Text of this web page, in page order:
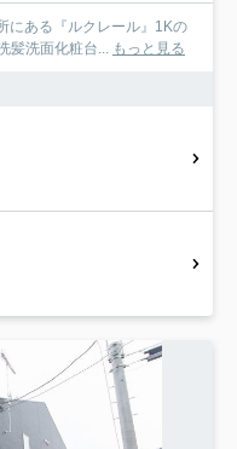
にある『ルクレール』1Kの
る洗髪洗面化粧台... もっと見る